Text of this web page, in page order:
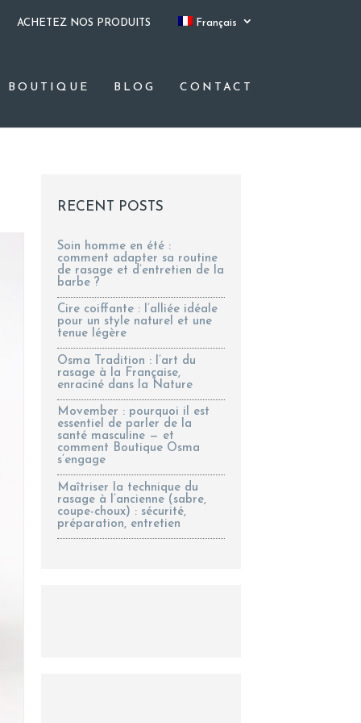
ACHETEZ NOS PRODUITS Français
BOUTIQUE BLOG CONTACT
RECENT POSTS
Soin homme en été :
comment adapter sa routine
de rasage et d’entretien de la
barbe ?
Cire coiffante : l’alliée idéale
pour un style naturel et une
tenue légère
Osma Tradition : l’art du
rasage à la Française,
enraciné dans la Nature
Movember : pourquoi il est
essentiel de parler de la
santé masculine — et
comment Boutique Osma
s’engage
Maîtriser la technique du
rasage à l’ancienne (sabre,
coupe-choux) : sécurité,
préparation, entretien